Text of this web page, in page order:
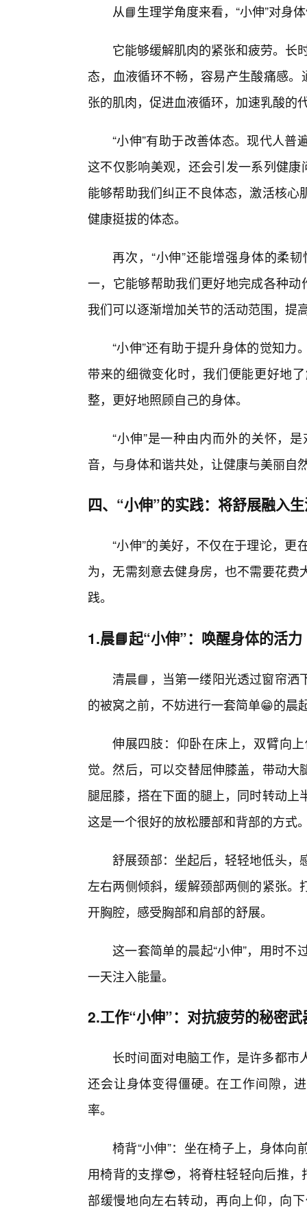
从📘生理学角度来看，“小伸”对身
它能够缓解肌肉的紧张和疲劳。长
态，血液循环不畅，容易产生酸痛感
张的肌肉，促进血液循环，加速乳酸的
“小伸”有助于改善体态。现代人
这不仅影响美观，还会引发一系列健
能够帮助我们纠正不良体态，激活核
健康挺拔的体态。
再次，“小伸”还能增强身体的柔
一，它能够帮助我们更好地完成各种
我们可以逐渐增加关节的活动范围，提
“小伸”还有助于提升身体的觉知
带来的细微变化时，我们便能更好地
整，更好地照顾自己的身体。
“小伸”是一种由内而外的关怀，
音，与身体和谐共处，让健康与美丽自
四、“小伸”的实践：将舒展融入
“小伸”的美好，不仅在于理论，
为，无需刻意去健身房，也不需要花
践。
1.晨📘起“小伸”：唤醒身体的活力
清晨📘，当第一缕阳光透过窗帘洒
的被窝之前，不妨进行一套简单😁的晨
伸展四肢：仰卧在床上，双臂向
觉。然后，可以交替屈伸膝盖，带动
腿屈膝，搭在下面的腿上，同时转动
这是一个很好的放松腰部和背部的方式
舒展颈部：坐起后，轻轻地低头，
左右两侧倾斜，缓解颈部两侧的紧张
开胸腔，感受胸部和肩部的舒展。
这一套简单的晨起“小伸”，用时
一天注入能量。
2.工作“小伸”：对抗疲劳的秘密武
长时间面对电脑工作，是许多都
还会让身体变得僵硬。在工作间隙，
率。
椅背“小伸”：坐在椅子上，身体
用椅背的支撑😎，将脊柱轻轻向后推
部缓慢地向左右转动，再向上仰，向